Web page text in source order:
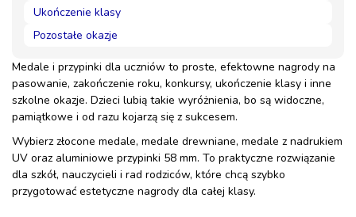
Zarejestruj się
Ukończenie klasy
Pozostałe okazje
Medale i przypinki dla uczniów to proste, efektowne nagrody na
pasowanie, zakończenie roku, konkursy, ukończenie klasy i inne
szkolne okazje. Dzieci lubią takie wyróżnienia, bo są widoczne,
pamiątkowe i od razu kojarzą się z sukcesem.
Wybierz złocone medale, medale drewniane, medale z nadrukiem
UV oraz aluminiowe przypinki 58 mm. To praktyczne rozwiązanie
dla szkół, nauczycieli i rad rodziców, które chcą szybko
przygotować estetyczne nagrody dla całej klasy.